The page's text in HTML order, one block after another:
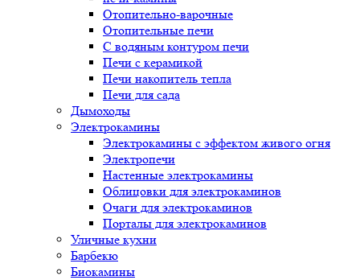
Отопительно-варочные
Отопительные печи
С водяным контуром печи
Печи с керамикой
Печи накопитель тепла
Печи для сада
Дымоходы
Электрокамины
Электрокамины с эффектом живого огня
Электропечи
Настенные электрокамины
Облицовки для электрокаминов
Очаги для электрокаминов
Порталы для электрокаминов
Уличные кухни
Барбекю
Биокамины